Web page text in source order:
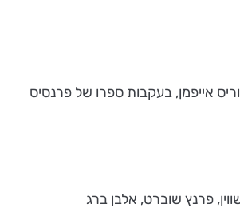
אייפמן, בעקבות ספרו של פרנסיס
פרנץ שוברט, אלבן ברג